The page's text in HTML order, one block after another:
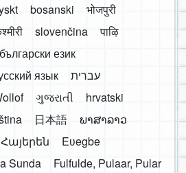
bosanski
भोजपुरी
slovenčina
पाऴि
български език
язык
עברית
ગુજરાતી
hrvatski
日本語
ພາສາລາວ
Հայերեն
Eʋegbe
Sunda
Fulfulde, Pulaar, Pular